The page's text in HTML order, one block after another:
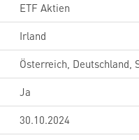
ETF Aktien
Irland
Österreich, Deutschland,
Ja
30.10.2024